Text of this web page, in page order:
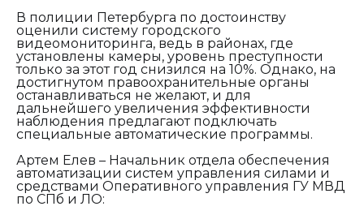
В полиции Петербурга по достоинству
оценили систему городского
видеомониторинга, ведь в районах, где
установлены камеры, уровень преступности
только за этот год снизился на 10%. Однако, на
достигнутом правоохранительные органы
останавливаться не желают, и для
дальнейшего увеличения эффективности
наблюдения предлагают подключать
специальные автоматические программы.
Артем Елев – Начальник отдела обеспечения
автоматизации систем управления силами и
средствами Оперативного управления ГУ МВД
по СПб и ЛО: